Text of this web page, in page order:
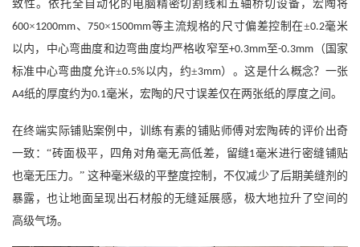
致性。依托全自动化的电脑精密切割线和五轴桥切设备，宏陶将
600×1200mm、750×1500mm等主流规格的尺寸偏差控制在±0.2毫米
以内，中心弯曲度和边弯曲度均严格收窄至+0.3mm至-0.3mm （国家
标准中心弯曲度允许±0.5%以内，约±3mm）。这是什么概念？一张
A4纸的厚度约为0.1毫米，宏陶的尺寸误差仅在两张纸的厚度之间。
在终端实际铺贴案例中，训练有素的铺贴师傅对宏陶砖的评价出奇
一致：“砖面极平，四角对角毫无高低差，留缝1毫米进行密缝铺贴
也毫无压力。” 这种毫米级的平整度控制，不仅减少了后期美缝剂的
暴露，也让地面呈现出石材般的无缝延展感，极大地拉升了空间的
高级气场。